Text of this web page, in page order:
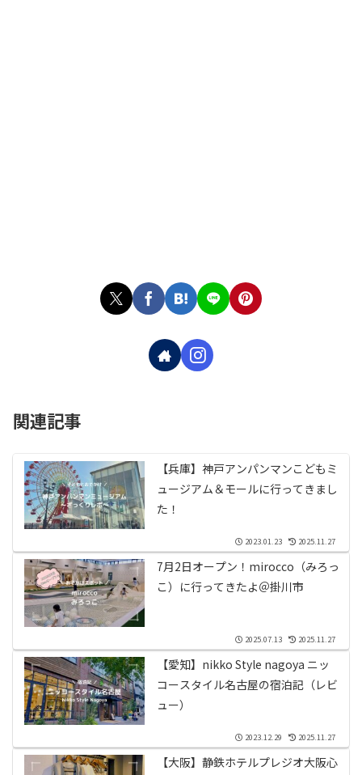
関連記事
【兵庫】神戸アンパンマンこどもミ
ュージアム＆モールに行ってきまし
た！
2023.01.23 2025.11.27
7月2日オープン！mirocco（みろっ
こ）に行ってきたよ＠掛川市
2025.07.13 2025.11.27
【愛知】nikko Style nagoya ニッ
コースタイル名古屋の宿泊記（レビ
ュー）
2023.12.29 2025.11.27
【大阪】静鉄ホテルプレジオ大阪心